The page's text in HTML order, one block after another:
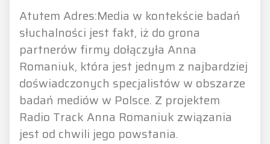
Atutem Adres:Media w kontekście badań
słuchalności jest fakt, iż do grona
partnerów firmy dołączyła Anna
Romaniuk, która jest jednym z najbardziej
doświadczonych specjalistów w obszarze
badań mediów w Polsce. Z projektem
Radio Track Anna Romaniuk związania
jest od chwili jego powstania.